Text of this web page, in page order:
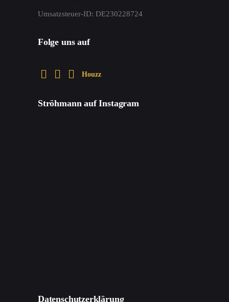
Umsatzsteuer-ID: DE230228724
Folge uns auf
Houzz
Ströhmann auf Instagram
Datenschutzerklärung